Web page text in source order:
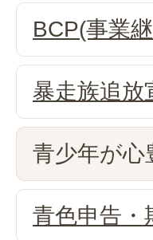
BCP(事業
暴走族追放
青少年が
青色申告・